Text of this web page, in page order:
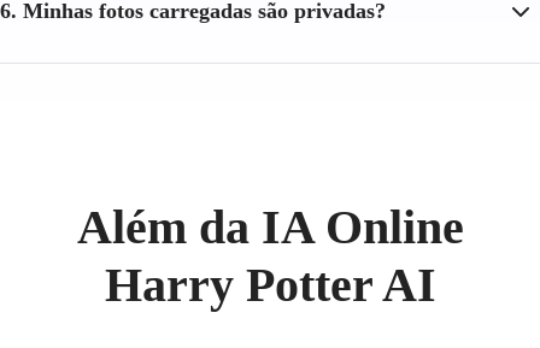
6. Minhas fotos carregadas são privadas?
Além da IA Online
Harry Potter AI